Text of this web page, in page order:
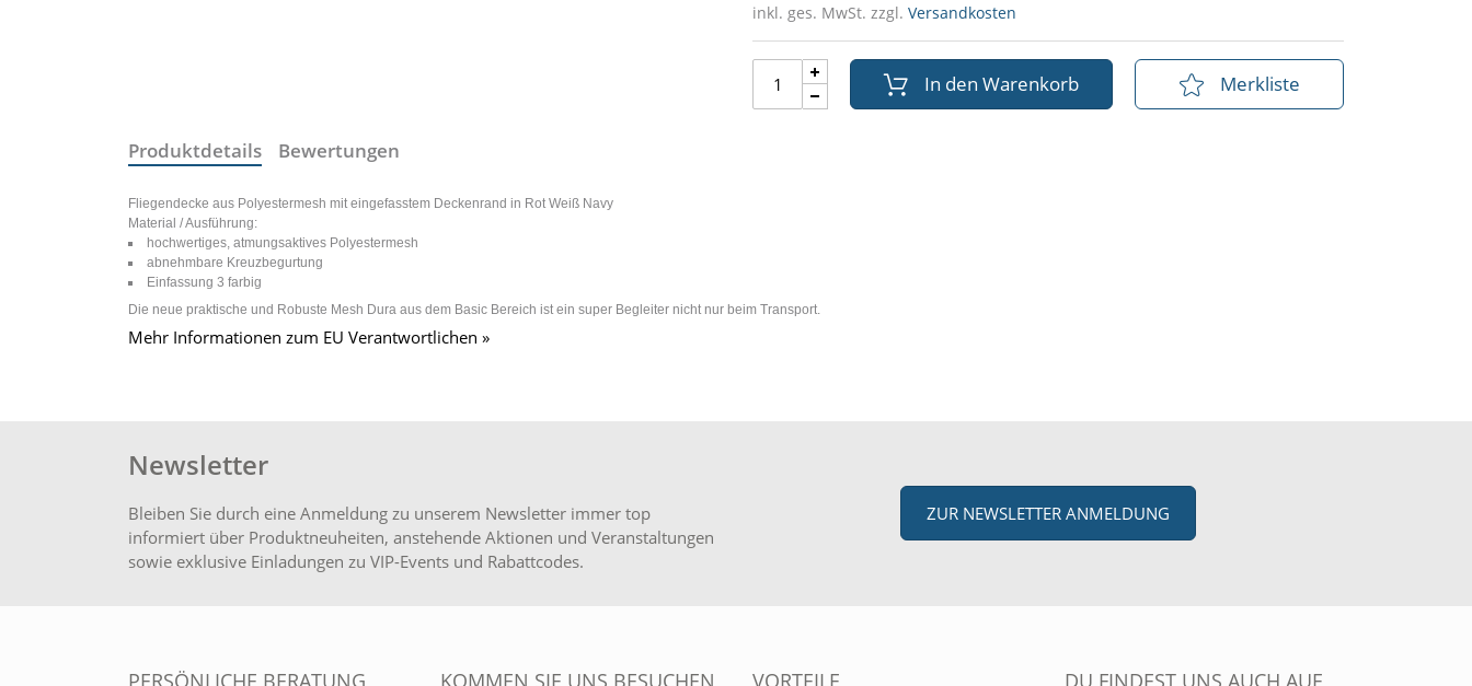
inkl. ges. MwSt. zzgl. Versandkosten
In den Warenkorb Merkliste
Produktdetails Bewertungen
Fliegendecke aus Polyestermesh mit eingefasstem Deckenrand in Rot Weiß Navy
Material / Ausführung:
hochwertiges, atmungsaktives Polyestermesh
abnehmbare Kreuzbegurtung
Einfassung 3 farbig
Die neue praktische und Robuste Mesh Dura aus dem Basic Bereich ist ein super Begleiter nicht nur beim Transport.
Mehr Informationen zum EU Verantwortlichen »
Newsletter
Bleiben Sie durch eine Anmeldung zu unserem Newsletter immer top
informiert über Produktneuheiten, anstehende Aktionen und Veranstaltungen
sowie exklusive Einladungen zu VIP-Events und Rabattcodes.
ZUR NEWSLETTER ANMELDUNG
PERSÖNLICHE BERATUNG KOMMEN SIE UNS BESUCHEN VORTEILE DU FINDEST UNS AUCH AUF